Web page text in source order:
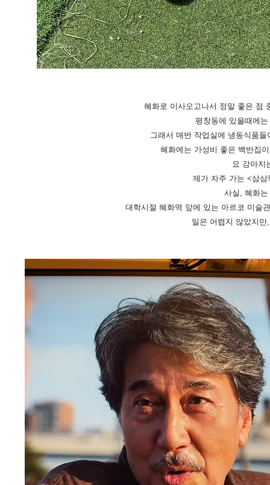
혜화로 이사오고나서 정말 좋은 점
평창동에 있을때에
그래서 매번 작업실에 냉동식품
혜화에는 가성비 좋은 백반집
요 강아지
제가 자주 가는 <삼
사실, 혜화
대학시절 혜화역 앞에 있는 아르코 미술
일은 어렵지 않았지